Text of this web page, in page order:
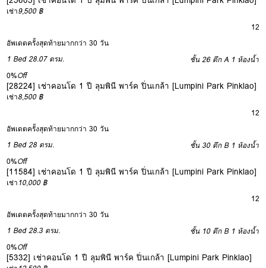
เช่า9,500 ฿
12
อัพเดตครั้งสุดท้ายมากกว่า 30 วัน
1 Bed 28.07 ตรม. ชั้น 26 ตึก A 1 ห้องน้ำ
0%Off
[28224] เช่าคอนโด 1 ปี ลุมพินี พาร์ค ปิ่นเกล้า [Lumpini Park Pinklao]
เช่า8,500 ฿
12
อัพเดตครั้งสุดท้ายมากกว่า 30 วัน
1 Bed 28 ตรม. ชั้น 30 ตึก B 1 ห้องน้ำ
0%Off
[11584] เช่าคอนโด 1 ปี ลุมพินี พาร์ค ปิ่นเกล้า [Lumpini Park Pinklao]
เช่า10,000 ฿
12
อัพเดตครั้งสุดท้ายมากกว่า 30 วัน
1 Bed 28.3 ตรม. ชั้น 10 ตึก B 1 ห้องน้ำ
0%Off
[5332] เช่าคอนโด 1 ปี ลุมพินี พาร์ค ปิ่นเกล้า [Lumpini Park Pinklao]